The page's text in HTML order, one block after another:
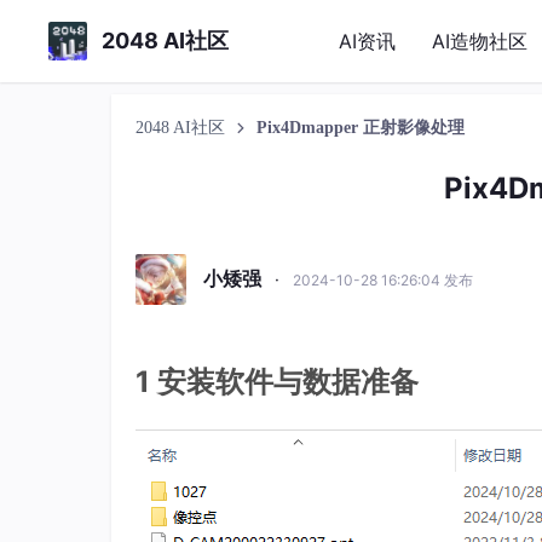
2048 AI社区 AI资讯 AI造物社区
2048 AI社区 Pix4Dmapper 正射影像处理
小矮强 · 2024-10-28 16:26:04 发布
1 安装软件与数据准备